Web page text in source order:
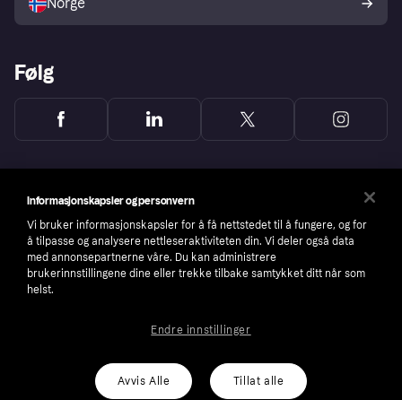
Følg
number: 556737-0431
Informasjonskapsler og personvern
Vi bruker informasjonskapsler for å få nettstedet til å fungere, og for
å tilpasse og analysere nettleseraktiviteten din. Vi deler også data
med annonsepartnerne våre. Du kan administrere
brukerinnstillingene dine eller trekke tilbake samtykket ditt når som
helst.
Avvis Alle Tillat alle
Endre innstillinger